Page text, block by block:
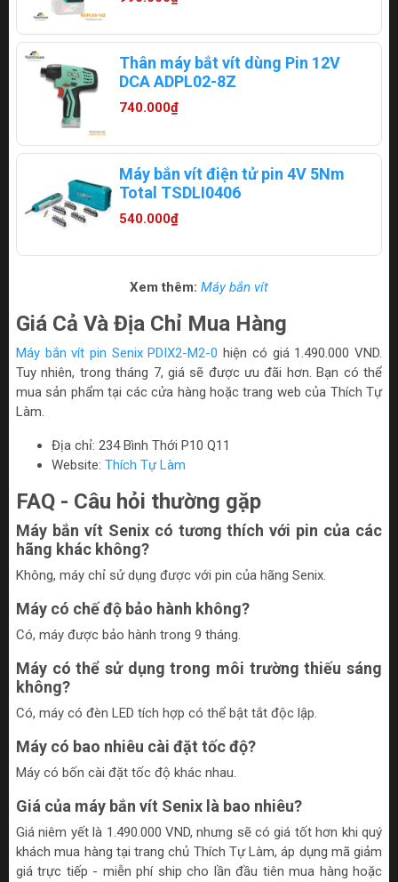
Thân máy bắt vít dùng Pin 12V
DCA ADPL02-8Z
740.000₫
Máy bắn vít điện tử pin 4V 5Nm
Total TSDLI0406
540.000₫
Xem thêm: Máy bắn vít
Giá Cả Và Địa Chỉ Mua Hàng
Máy bắn vít pin Senix PDIX2-M2-0 hiện có giá 1.490.000 VND.
Tuy nhiên, trong tháng 7, giá sẽ được ưu đãi hơn. Bạn có thể
mua sản phẩm tại các cửa hàng hoặc trang web của Thích Tự
Làm.
Địa chỉ: 234 Bình Thới P10 Q11
Website: Thích Tự Làm
FAQ - Câu hỏi thường gặp
Máy bắn vít Senix có tương thích với pin của các
hãng khác không?
Không, máy chỉ sử dụng được với pin của hãng Senix.
Máy có chế độ bảo hành không?
Có, máy được bảo hành trong 9 tháng.
Máy có thể sử dụng trong môi trường thiếu sáng
không?
Có, máy có đèn LED tích hợp có thể bật tắt độc lập.
Máy có bao nhiêu cài đặt tốc độ?
Máy có bốn cài đặt tốc độ khác nhau.
Giá của máy bắn vít Senix là bao nhiêu?
Giá niêm yết là 1.490.000 VND, nhưng sẽ có giá tốt hơn khi quý
khách mua hàng tại trang chủ Thích Tự Làm, áp dụng mã giảm
giá trực tiếp - miễn phí ship cho lần đầu tiên mua hàng hoặc